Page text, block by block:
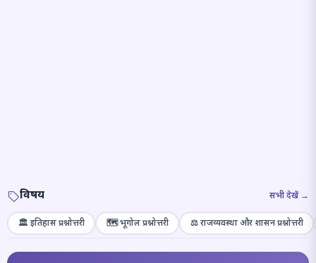
विषय सभी देखें →
🏛️ इतिहास प्रश्नोत्तरी 🗺️ भूगोल प्रश्नोत्तरी ⚖️ राजव्यवस्था और शासन प्रश्नोत्तरी